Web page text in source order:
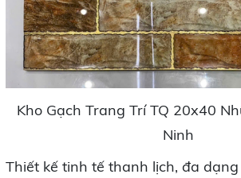
Kho Gạch Trang Trí TQ 20x40
Ninh
Thiết kế tinh tế thanh lịch, đa